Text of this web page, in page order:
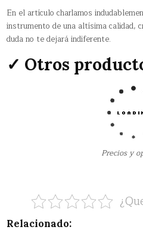
En el artículo charlamos
instrumento de una altísima calidad,
duda no te dejará indiferente.
✓ Otros
Precios y
Relacionado: